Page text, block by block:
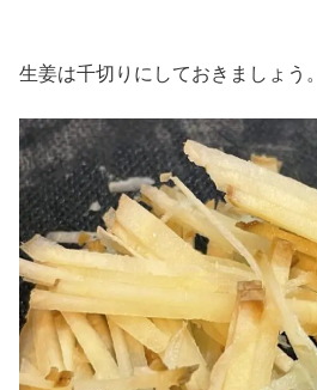
生姜は千切りにしておきましょう。